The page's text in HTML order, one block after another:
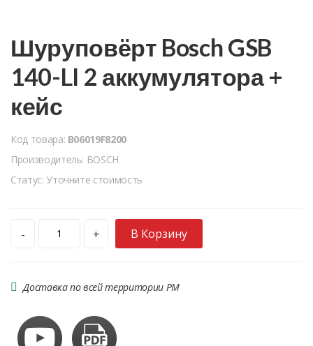
Шуруповёрт Bosch GSB
140-LI 2 аккумулятора +
кейс
Код товара: B06019F8200
Производитель: BOSCH
Статус: Уточните стоимость
- + В Корзину
Доставка по всей территории РМ